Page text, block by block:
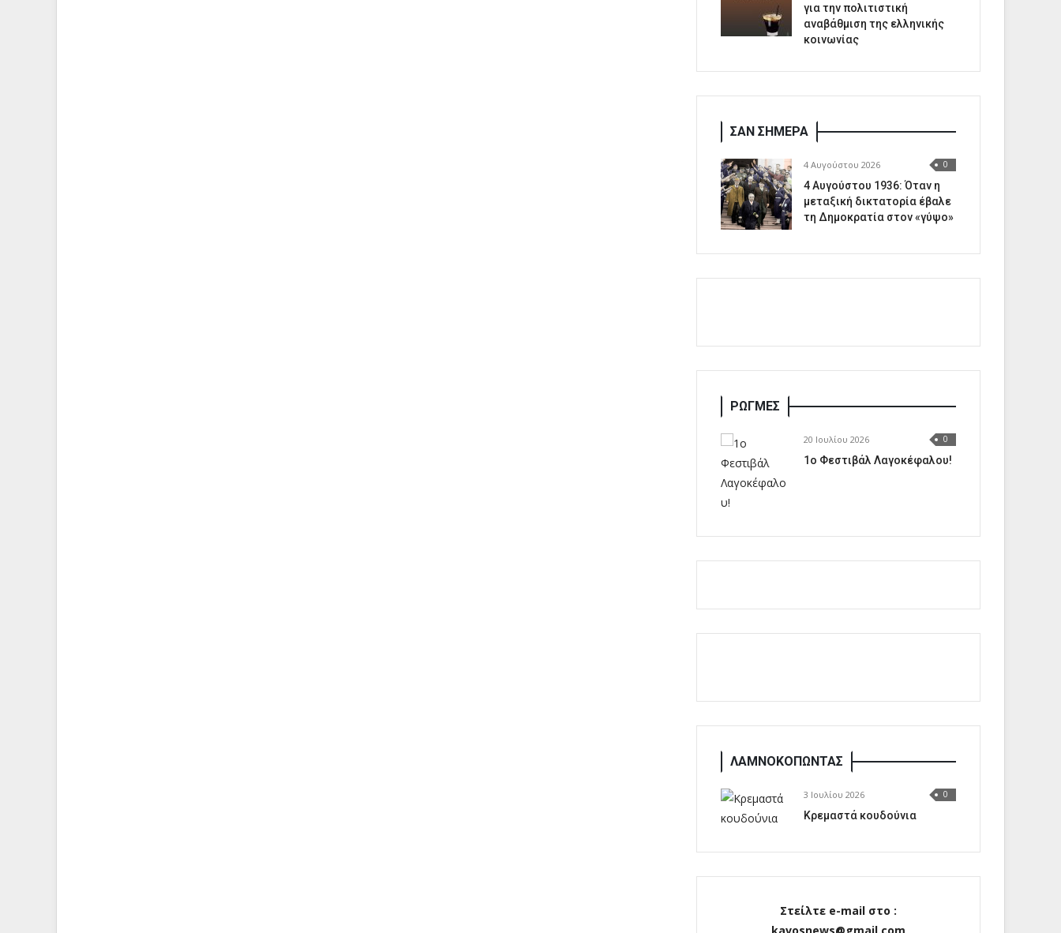
για την πολιτιστική
αναβάθμιση της ελληνικής
κοινωνίας
ΣΑΝ ΣΗΜΕΡΑ
4 Αυγούστου 2026 0
4 Αυγούστου 1936: Όταν η
μεταξική δικτατορία έβαλε
τη Δημοκρατία στον «γύψο»
ΡΩΓΜΕΣ
20 Ιουλίου 2026 0
1o Φεστιβάλ Λαγοκέφαλου!
ΛΑΜΝΟΚΟΠΩΝΤΑΣ
3 Ιουλίου 2026 0
Κρεμαστά κουδούνια
Στείλτε e-mail στο :